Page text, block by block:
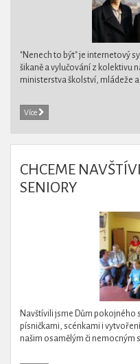
"Nenech to být" je internetový
šikaně a vylučování z kolektivu
ministerstva školství, mládeže
Více
CHCEME
SENIORY
Navštívili jsme Dům pokojného
písničkami, scénkami i
našim osamělým či nemocným